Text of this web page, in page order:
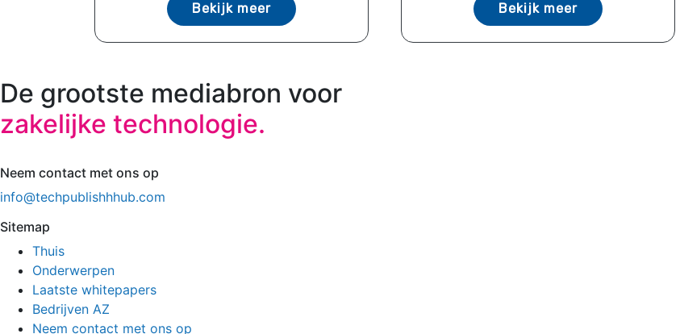
Bekijk meer Bekijk meer
De grootste mediabron voor
zakelijke technologie.
Neem contact met ons op
info@techpublishhhub.com
Sitemap
Thuis
Onderwerpen
Laatste whitepapers
Bedrijven AZ
Neem contact met ons op